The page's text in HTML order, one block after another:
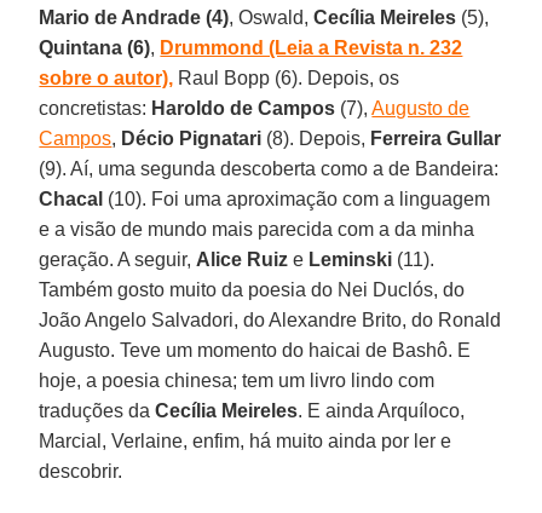
Mario de Andrade (4), Oswald,Cecília Meireles (5),
Quintana (6), Drummond (Leia a Revista n. 232
sobre o autor), Raul Bopp (6). Depois, os
concretistas: Haroldo de Campos (7),Augusto de
Campos, Décio Pignatari (8). Depois, Ferreira Gullar
(9). Aí, uma segunda descoberta como a de Bandeira:
Chacal (10). Foi uma aproximação com a linguagem
e a visão de mundo mais parecida com a da minha
geração. A seguir, Alice Ruiz e Leminski (11).
Também gosto muito da poesia do Nei Duclós, do
João Angelo Salvadori, do Alexandre Brito, do Ronald
Augusto. Teve um momento do haicai de Bashô. E
hoje, a poesia chinesa; tem um livro lindo com
traduções daCecília Meireles. E ainda Arquíloco,
Marcial, Verlaine, enfim, há muito ainda por ler e
descobrir.